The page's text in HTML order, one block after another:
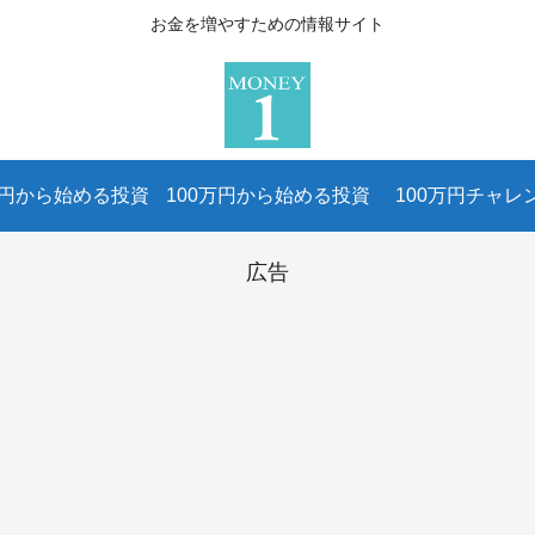
お金を増やすための情報サイト
から始める投資 100万円から始める投資 100万円チャレ
広告